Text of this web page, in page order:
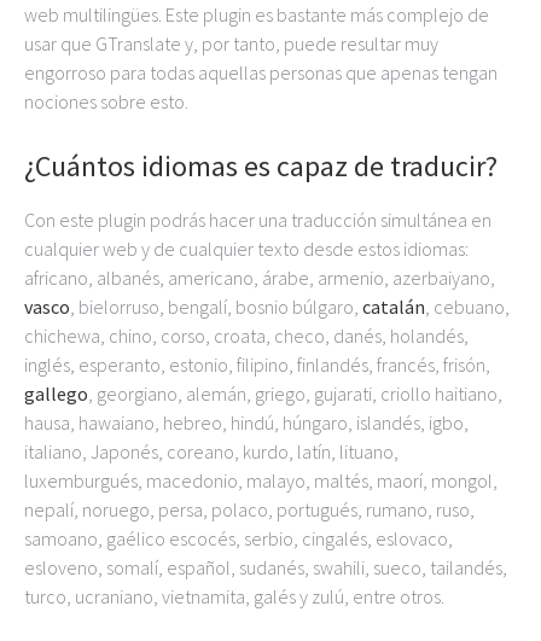
web multilingües. Este plugin es bastante más complejo de
usar que GTranslate y, por tanto, puede resultar muy
engorroso para todas aquellas personas que apenas tengan
nociones sobre esto.
¿Cuántos idiomas es capaz de traducir?
Con este plugin podrás hacer una traducción simultánea en
cualquier web y de cualquier texto desde estos idiomas:
africano, albanés, americano, árabe, armenio, azerbaiyano,
vasco, bielorruso, bengalí, bosnio búlgaro, catalán, cebuano,
chichewa, chino, corso, croata, checo, danés, holandés,
inglés, esperanto, estonio, filipino, finlandés, francés, frisón,
gallego, georgiano, alemán, griego, gujarati, criollo haitiano,
hausa, hawaiano, hebreo, hindú, húngaro, islandés, igbo,
italiano, Japonés, coreano, kurdo, latín, lituano,
luxemburgués, macedonio, malayo, maltés, maorí, mongol,
nepalí, noruego, persa, polaco, portugués, rumano, ruso,
samoano, gaélico escocés, serbio, cingalés, eslovaco,
esloveno, somalí, español, sudanés, swahili, sueco, tailandés,
turco, ucraniano, vietnamita, galés y zulú, entre otros.